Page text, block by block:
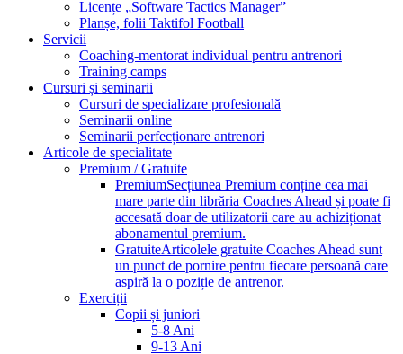
Licențe „Software Tactics Manager”
Planșe, folii Taktifol Football
Servicii
Coaching-mentorat individual pentru antrenori
Training camps
Cursuri și seminarii
Cursuri de specializare profesională
Seminarii online
Seminarii perfecționare antrenori
Articole de specialitate
Premium / Gratuite
PremiumSecțiunea Premium conține cea mai
mare parte din librăria Coaches Ahead și poate fi
accesată doar de utilizatorii care au achiziționat
abonamentul premium.
GratuiteArticolele gratuite Coaches Ahead sunt
un punct de pornire pentru fiecare persoană care
aspiră la o poziție de antrenor.
Exerciții
Copii și juniori
5-8 Ani
9-13 Ani